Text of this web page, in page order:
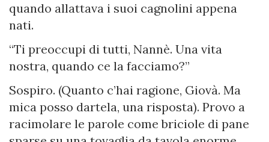
quando allattava i suoi cagnolini appena
nati.
“Ti preoccupi di tutti, Nannè. Una vita
nostra, quando ce la facciamo?”
Sospiro. (Quanto c’hai ragione, Giovà. Ma
mica posso dartela, una risposta). Provo a
racimolare le parole come briciole di pane